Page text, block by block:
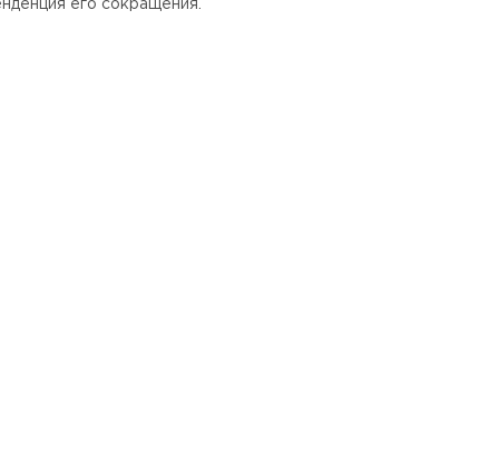
его сокращения.